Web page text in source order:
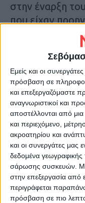
Εμείς και οι
πρόσβαση σε
και επεξεργαζόμαστε
αναγνωριστικοί και
αποστέλλονται από μια
και περιεχόμενο,
ακροατηρίου και
και οι συνεργάτες μας
δεδομένα
σάρωσης συσκευών.
στην επεξεργασία από
περιγράφεται
πρόσβαση σε πιο
στην έναρξη
που είχαν
θερινούς
καύσωνας
εκτέλεση
προβλεπόταν.
Επίσης την
διαδικασίας
της ΔΕΥΑΚ και
το οποίο ήταν
την έναρξη των
εργολαβίας.